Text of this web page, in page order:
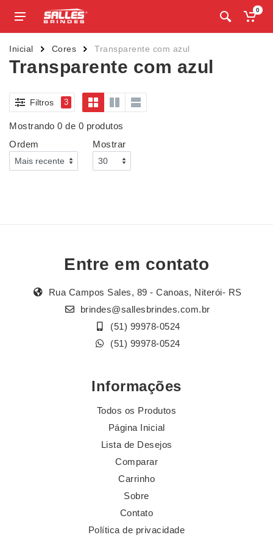
0
Inicial Cores Transparente com azul
Transparente com azul
Filtros 3
Mostrando 0 de 0 produtos
Ordem
Mostrar
Entre em contato
Rua Campos Sales, 89 - Canoas, Niterói- RS
brindes@sallesbrindes.com.br
(51) 99978-0524
(51) 99978-0524
Informações
Todos os Produtos
Página Inicial
Lista de Desejos
Comparar
Carrinho
Sobre
Contato
Política de privacidade